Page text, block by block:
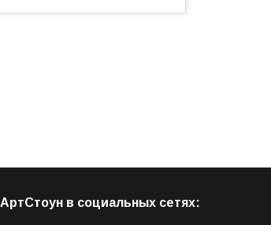
АртСтоун в социальных сетях: